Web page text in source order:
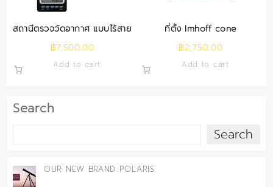
Search
Search
OUR NEW BRAND POLARIS
สถานีตรวจวัดอากาศ แบบไร้สาย
฿7,500.00
Add to cart
ที่ตั้ง Imhoff cone
฿2,750.00
Add to cart